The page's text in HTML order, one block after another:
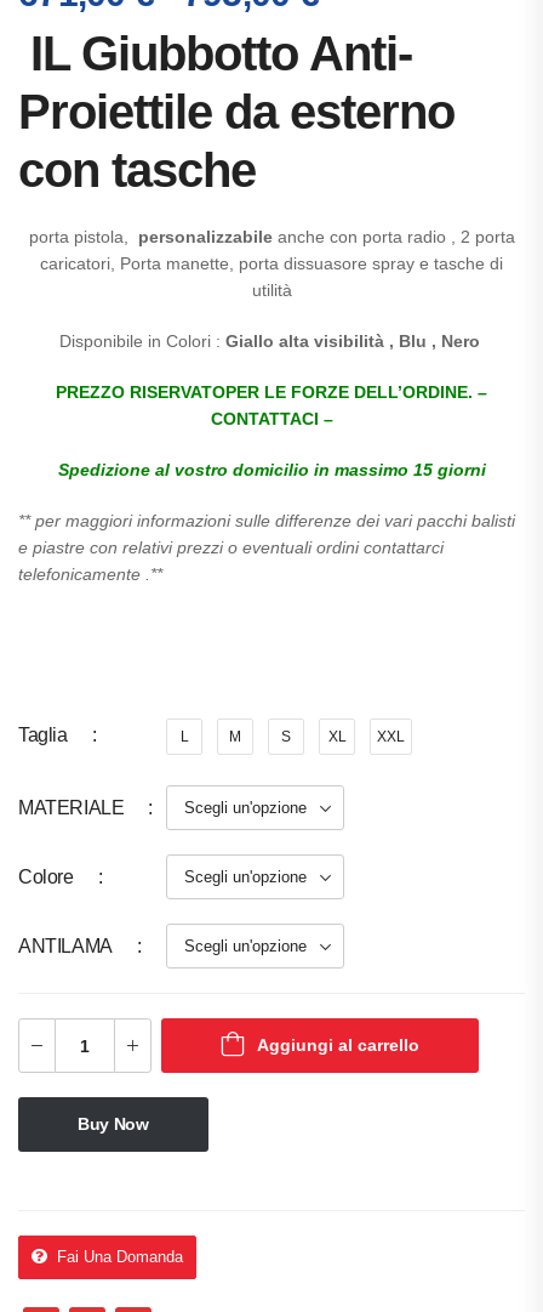
IL Giubbotto Anti-
Proiettile da esterno
con tasche
porta pistola, personalizzabileanche con porta radio , 2 porta
caricatori, Porta manette, porta dissuasore spray e tasche di
utilità
Disponibile in Colori : Giallo alta visibilità , Blu , Nero
PREZZO RISERVATOPER LE FORZE DELL’ORDINE. –
CONTATTACI –
Spedizione al vostro domicilio in massimo 15 giorni
** per maggiori informazioni sulle differenze dei vari pacchi balisti
e piastre con relativi prezzi o eventuali ordini contattarci
telefonicamente .**
Taglia L M S XL XXL
MATERIALE
Colore
ANTILAMA
Aggiungi al carrello
Buy Now
Fai Una Domanda